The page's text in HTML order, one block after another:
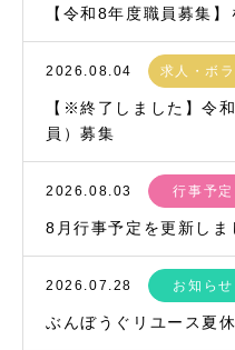
【令和8年度職員募集
2026.08.04 求人・ボ
【※終了しました】令
員）募集
2026.08.03 行事予定
8月行事予定を更新しま
2026.07.28 お知らせ
ぶんぼうぐリユース夏